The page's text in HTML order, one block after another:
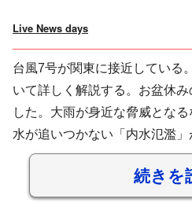
Live News days
台風7号が関東に接近している
いて詳しく解説する。お盆休
した。大雨が身近な脅威とな
水が追いつかない「内水氾濫
続きを